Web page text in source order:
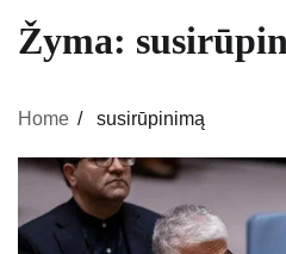
Žyma:
Home susirūpinimą